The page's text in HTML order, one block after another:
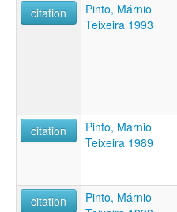
citation
Pinto, Márnio
Teixeira 1993
citation
Pinto, Márnio
Teixeira 1989
citation
Pinto, Márnio